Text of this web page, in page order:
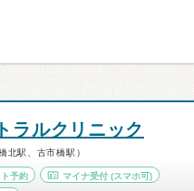
ラルクリニック
北駅、古市橋駅）
予約 マイナ受付 (スマホ可)